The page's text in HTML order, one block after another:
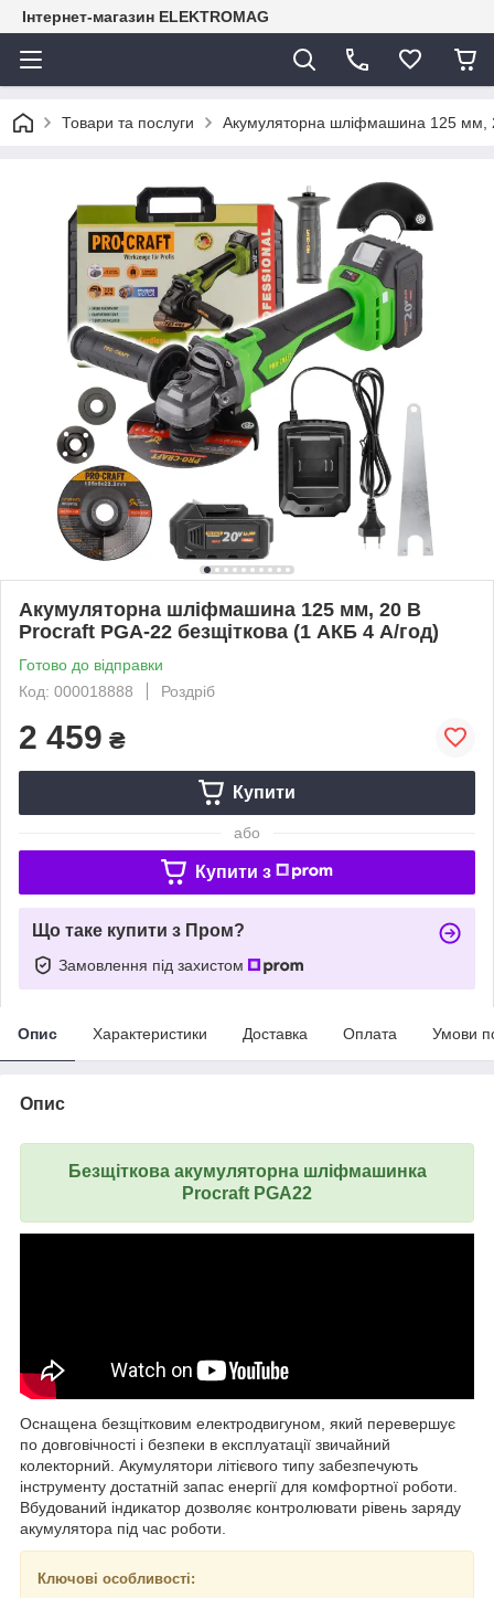
Інтернет-магазин ELEKTROMAG
Товари та послуги Акумуляторна шліфмашина 125 мм,
Акумуляторна шліфмашина 125 мм, 20 В
Procraft PGA-22 безщіткова (1 АКБ 4 А/год)
Готово до відправки
Код: 000018888
Роздріб
2 459 ₴
Купити
або
Купити з
Що таке купити з Пром?
Замовлення під захистом
Опис Характеристики Доставка Оплата Умови
Опис
Безщіткова акумуляторна шліфмашинка
Procraft PGA22
Оснащена безщітковим електродвигуном, який перевершує
по довговічності і безпеки в експлуатації звичайний
колекторний. Акумулятори літієвого типу забезпечують
інструменту достатній запас енергії для комфортної роботи.
Вбудований індикатор дозволяє контролювати рівень заряду
акумулятора під час роботи.
Ключові особливості: